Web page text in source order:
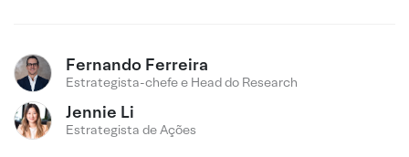
Fernando Ferreira
Estrategista-chefe e Head do Research
Jennie Li
Estrategista de Ações